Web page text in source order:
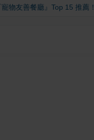
物友善餐廳』Top 15 推薦！